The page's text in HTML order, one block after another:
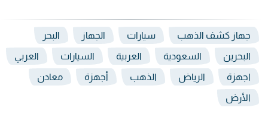
جهاز كشف الذهب سيارات الجهاز البحر
البحرين السعودية العربية السيارات العربي
اجهزة الرياض الذهب أجهزة معادن
الأرض